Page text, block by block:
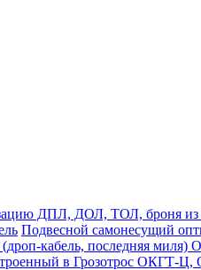
ДПЛ, ДОЛ, ТОЛ, броня из
Подвесной самонесущий
(дроп-кабель, последняя
в Грозотрос ОКГТ-